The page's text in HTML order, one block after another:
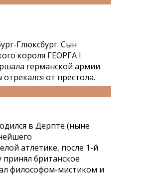
Глюксбург. Сын
короля ГЕОРГА I
германской армии.
от престола.
в Дерпте (ныне
атлетике, после 1-й
британское
философом-мистиком и